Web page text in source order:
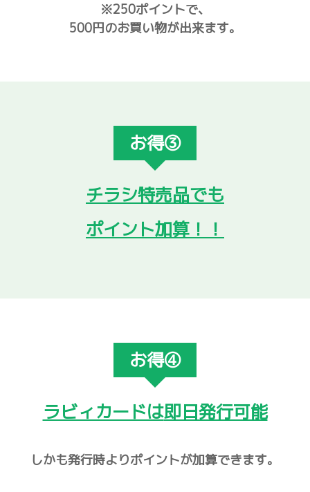
※250ポイントで、
500円のお買い物が出来ます。
お得③
チラシ特売品でも
ポイント加算！！
お得④
ラビィカードは即日発行可能
しかも発行時よりポイントが加算できます。